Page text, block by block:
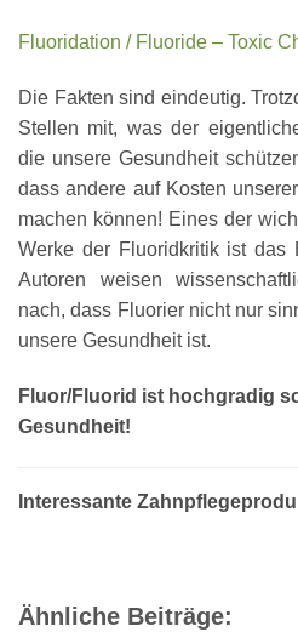
Fluoridation / Fluoride – Toxic
Die Fakten sind eindeutig.
Stellen mit, was der
die unsere Gesundheit
dass andere auf Kosten
machen können! Eines der
Werke der Fluoridkritik ist das
Autoren weisen
nach, dass Fluorier nicht nur
unsere Gesundheit ist.
Fluor/Fluorid ist hochgradig
Gesundheit!
Interessante
Ähnliche Beiträge: